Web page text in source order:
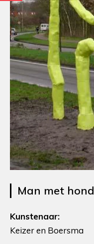
Man met hond
Kunstenaar:
Keizer en Boersma